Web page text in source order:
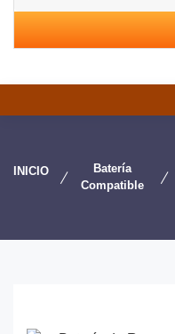
INICIO
Batería
Compatible